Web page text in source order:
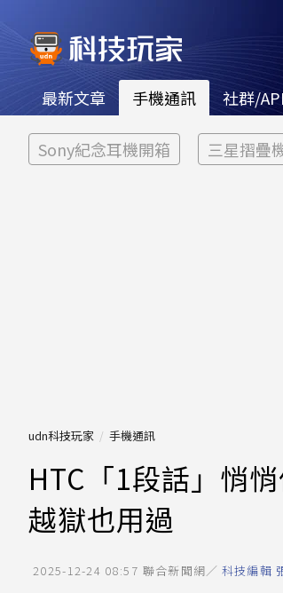
最新文章 手機通訊 社群/
Sony紀念耳機開箱 三星摺疊
udn科技玩家 手機通訊
HTC「1段話」悄
越獄也用過
2025-12-24 08:57 聯合新聞網／ 科技編輯